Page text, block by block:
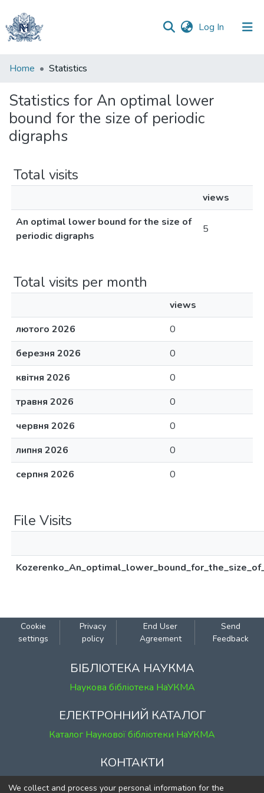
Log In (current)
Communities
Collections
All of DSpace
Home Statistics
Statistics for An optimal lower
bound for the size of periodic
digraphs
Total visits
views
An optimal lower bound for the size of
periodic digraphs
5
Total visits per month
views
лютого 2026
0
березня 2026
0
квітня 2026
0
травня 2026
0
червня 2026
0
липня 2026
0
серпня 2026
0
File Visits
Cookie
settings
Privacy
policy
End User
Agreement
Send
Feedback
БІБЛІОТЕКА НАУКМА
Наукова бібліотека НаУКМА
ЕЛЕКТРОННИЙ КАТАЛОГ
Каталог Наукової бібліотеки НаУКМА
КОНТАКТИ
м. Київ, вул. Григорія Сковороди, 2
We collect and process your personal information for the